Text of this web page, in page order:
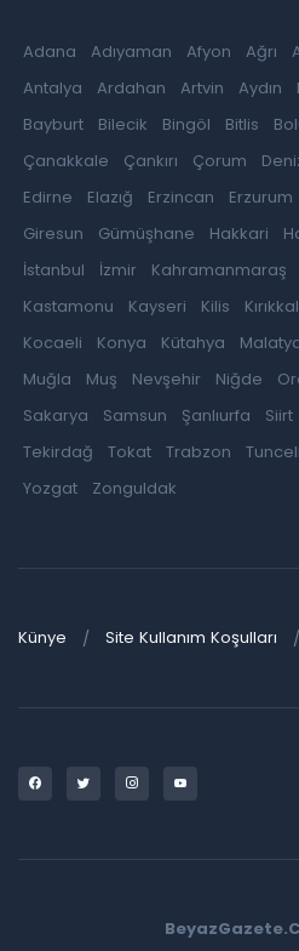
Adana Adıyaman Afyon Ağrı
Antalya
Ardahan Artvin Aydın
Bayburt
Bilecik Bingöl Bitlis
Çanakkale
Çankırı Çorum
Edirne
Elazığ Erzincan Erzurum
Giresun
Gümüşhane Hakkari
İstanbul
İzmir Kahramanmaraş
Kastamonu
Kayseri Kilis
Kocaeli
Konya Kütahya
Muğla
Muş Nevşehir Niğde
Sakarya
Samsun Şanlıurfa Siirt
Tekirdağ
Tokat Trabzon Tunceli
Yozgat
Zonguldak
Künye Site Kullanım Koşulları